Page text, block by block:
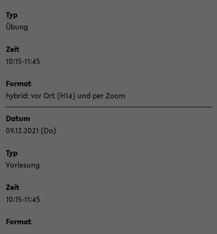
Typ
Übung
Zeit
10:15-11:45
For­mat
hy­brid: vor Ort (H14) und per Zoom
Datum
09.12.2021 (Do)
Typ
Vor­le­sung
Zeit
10:15-11:45
For­mat